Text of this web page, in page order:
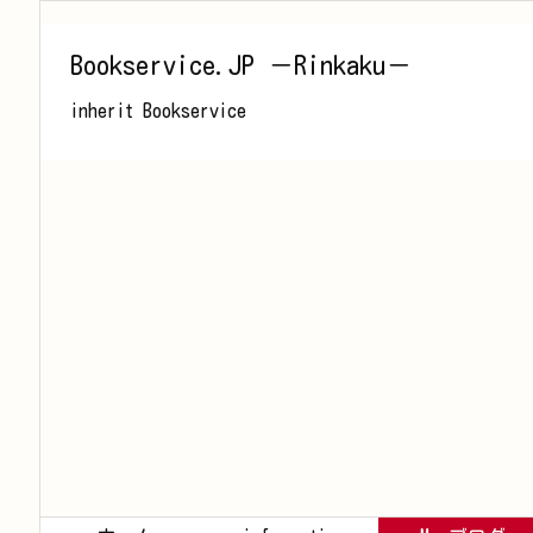
Bookservice.JP －Rinkaku－
inherit Bookservice